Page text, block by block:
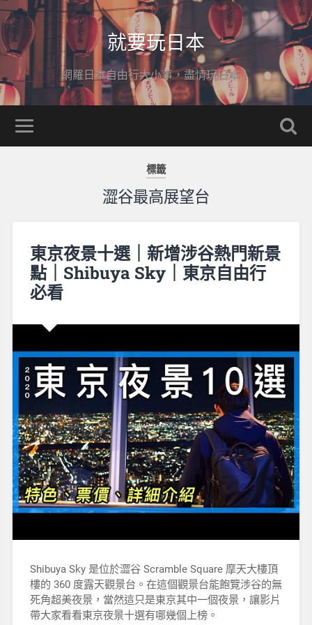
就要玩日本
網羅日本自由行大小事，盡情玩日本！
標籤
澀谷最高展望台
東京夜景十選｜新增涉谷熱門新景
點｜Shibuya Sky｜東京自由行
必看
Shibuya Sky 是位於澀谷 Scramble Square 摩天大樓頂
樓的 360 度露天觀景台。在這個觀景台能飽覽涉谷的無
死角超美夜景，當然這只是東京其中一個夜景，讓影片
帶大家看看東京夜景十選有哪幾個上榜。